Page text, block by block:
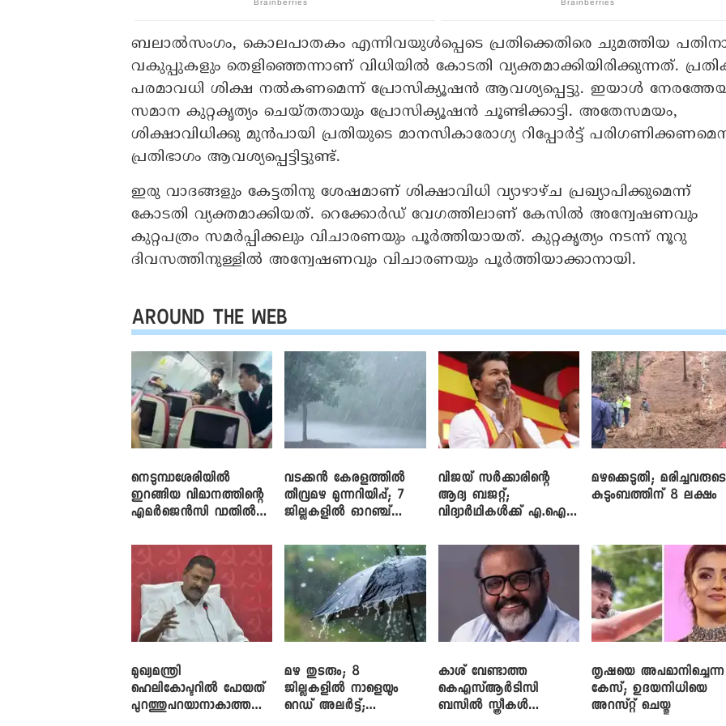
ബലാൽസംഗം, കൊലപാതകം എന്നിവയുൾപ്പെടെ പ്രതിക്കെതിരെ ചുമത്തിയ
വകുപ്പുകളും തെളിഞ്ഞെന്നാണ് വിധിയിൽ കോടതി വ്യക്തമാക്കിയിരിക്കുന്നത്.
പരമാവധി ശിക്ഷ നൽകണമെന്ന് പ്രോസിക്യൂഷൻ ആവശ്യപ്പെട്ടു. ഇയാൾ
സമാന കുറ്റകൃത്യം ചെയ്തതായും പ്രോസിക്യൂഷൻ ചൂണ്ടിക്കാട്ടി. അതേസമയം,
ശിക്ഷാവിധിക്കു മുൻപായി പ്രതിയുടെ മാനസികാരോഗ്യ റിപ്പോർട്ട്
പ്രതിഭാഗം ആവശ്യപ്പെട്ടിട്ടുണ്ട്.
ഇരു വാദങ്ങളും കേട്ടതിനു ശേഷമാണ് ശിക്ഷാവിധി വ്യാഴാഴ്ച പ്രഖ്യാപിക്കുമെന്ന്
കോടതി വ്യക്തമാക്കിയത്. റെക്കോർഡ് വേഗത്തിലാണ് കേസിൽ അന്വേഷണവും
കുറ്റപത്രം സമർപ്പിക്കലും വിചാരണയും പൂർത്തിയായത്. കുറ്റകൃത്യം നടന്ന് നൂറു
ദിവസത്തിനുള്ളിൽ അന്വേഷണവും വിചാരണയും പൂർത്തിയാക്കാനായി.
AROUND THE WEB
നെടുമ്പാശേരിയിൽ
ഇറങ്ങിയ വിമാനത്തിന്റെ
എമർജെൻസി വാതിൽ
വടക്കൻ കേരളത്തിൽ
തീവ്രമഴ മുന്നറിയിപ്പ്; 7
ജില്ലകളിൽ ഓറഞ്ച്
വിജയ് സർക്കാരിന്റെ
ആദ്യ ബജറ്റ്;
വിദ്യാർഥികൾക്ക് എ.ഐ
ലാപ്ടോപ്പുകളും
മഴക്കെടുതി; മരിച്ചവരുടെ
കുടുംബത്തിന് 8 ലക്ഷം
മുഖ്യമന്ത്രി
ഹെലികോപ്ടറിൽ പോയത്
പുറത്തുപറയാനാകാത്ത
മഴ തുടരും; 8
ജില്ലകളിൽ നാളെയും
റെഡ് അലർട്ട്;
കാശ് വേണ്ടാത്ത
കെഎസ്ആർടിസി
ബസിൽ സ്ത്രീകൾ
തൃഷയെ അപമാനിച്ചെന്ന
കേസ്; ഉദയനിധിയെ
അറസ്റ്റ് ചെയ്തു